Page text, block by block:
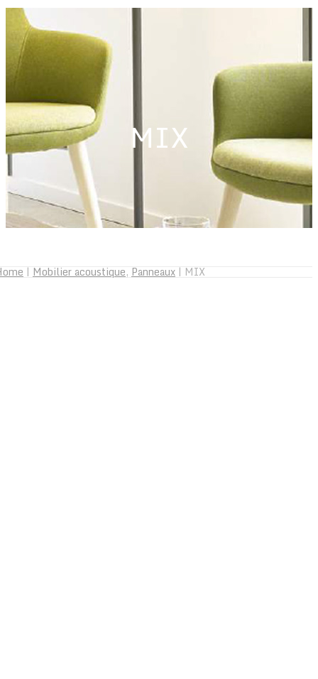
MIX
| Mobilier acoustique, Panneaux | MIX